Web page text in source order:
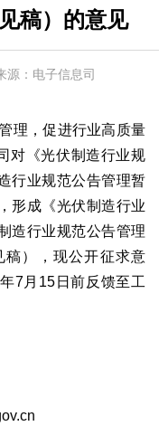
稿）的意见
源：电子信息司
理，促进行业高质量
对《光伏制造行业规
行业规范公告管理暂
形成《光伏制造行业
造行业规范公告管理
稿），现公开征求意
7月15日前反馈至工